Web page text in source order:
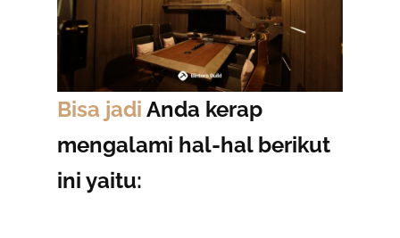
Bisa jadi Anda kerap
mengalami hal-hal berikut
ini yaitu: